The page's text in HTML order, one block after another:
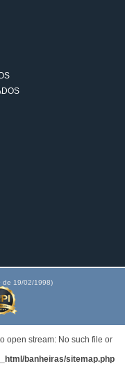
de 19/02/1998)
open stream: No such file or
banheiras/sitemap.php